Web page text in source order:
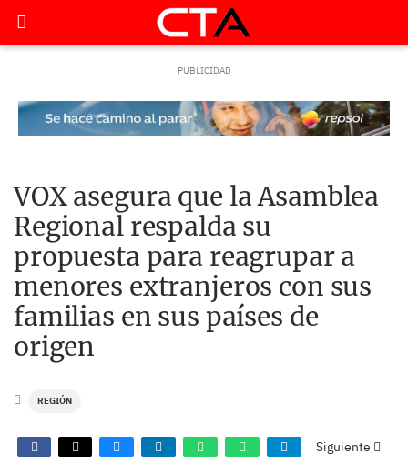
VOX asegura que la Asamblea
Regional respalda su
propuesta para reagrupar a
menores extranjeros con sus
familias en sus países de
origen
REGIÓN
Siguiente